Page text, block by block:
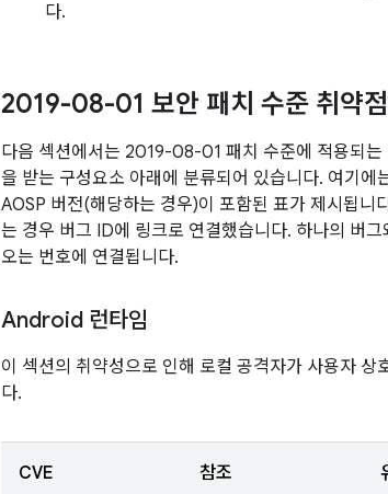
다.
2019-08-01 보안 패치 수준 취약
다음 섹션에서는 2019-08-01 패치 수준에 적용되
을 받는 구성요소 아래에 분류되어 있습니다. 여기에
AOSP 버전(해당하는 경우)이 포함된 표가 제시됩니
는 경우 버그 ID에 링크로 연결했습니다. 하나의 버
오는 번호에 연결됩니다.
Android 런타임
이 섹션의 취약성으로 인해 로컬 공격자가 사용자
다.
CVE 참조